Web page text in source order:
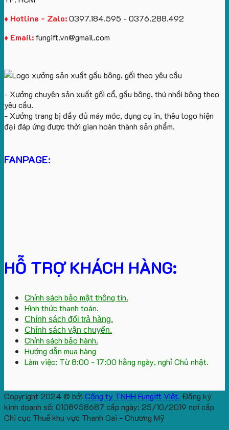
♦ Hotline - Zalo:0397.184.595 - 0376.288.492
♦ Email:fungift.vn@gmail.com
- Xưởng chuyên sản xuất gối cổ, gấu bông, thú nhồi bông theo
yêu cầu.
- Xưởng trang bị đầy đủ máy móc, dụng cụ in, thêu logo hiện
đại đáp ứng được thời gian hoàn thành sản phẩm.
FANPAGE:
HỖ TRỢ KHÁCH HÀNG:
Chính sách bảo mật thông tin.
Hình thức thanh toán.
Chính sách đổi trả hàng.
Chính sách vận chuyển.
Chính sách bảo hành.
Hướng dẫn mua hàng
Làm việc: Từ 8:00 - 17:00 hằng ngày, nghỉ Chủ nhật.
Copyright 2024 © bởi Công ty TNHH Fungift Việt. Đăng ký
kinh doanh số: 0108958687 cấp ngày: 25/10/2019 nơi cấp
Chi cục Thuế khu vực Thanh Oai - Chương Mỹ